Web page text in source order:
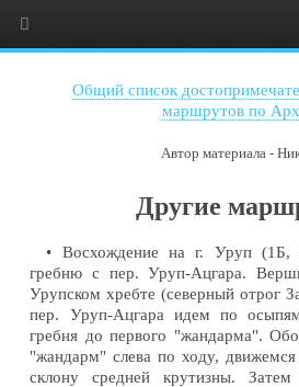
Общий список
маршрутов по
Автор материала -
Другие
• Восхождение на г. Уруп
гребню с пер. Уруп-Ацгара.
Урупском хребте (северный отрог
пер. Уруп-Ацгара идем по
гребня до первого "жандарма".
"жандарм" слева по ходу,
склону средней крутизны.